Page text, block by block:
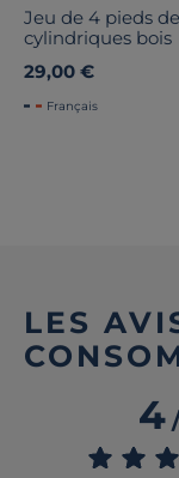
Jeu de 4 pieds
cylindriques bois
29,00 €
Français
LES
4